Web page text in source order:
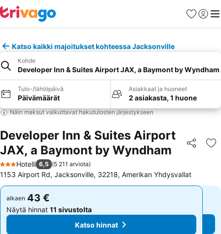
Suosikit
Katso kaikki majoitukset kohteessa Jacksonville
Kohde
Developer Inn & Suites Airport JAX, a Baymont by Wyndham
Tulo-/lähtöpäivä
Päivämäärät
Asiakkaat ja huoneet
2 asiakasta, 1 huone
Näin maksut vaikuttavat hakutulosten järjestykseen
Developer Inn & Suites Airport
JAX, a Baymont by Wyndham
Jaa
3 Tähtiluokitus
Hotelli 6,5 (5 211 arviota)
1153 Airport Rd, Jacksonville, 32218, Amerikan Yhdysvallat
alkaen 43 €
Näytä hinnat 11 sivustolta
Katso hinnat
alkaen 43 €
Näytä hinnat 11 sivustolta
Katso hinnat